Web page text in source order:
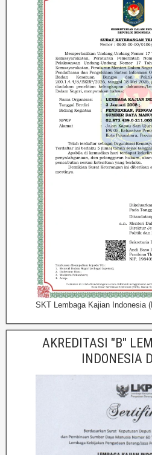
SKT Lembaga Kajian Indonesia
AKREDITASI "B"
INDONESIA